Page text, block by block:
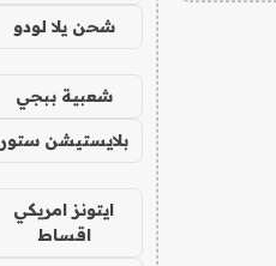
شحن يلا لودو
شعبية ببجي
بلايستيشن ستور
ايتونز امريكي
اقساط